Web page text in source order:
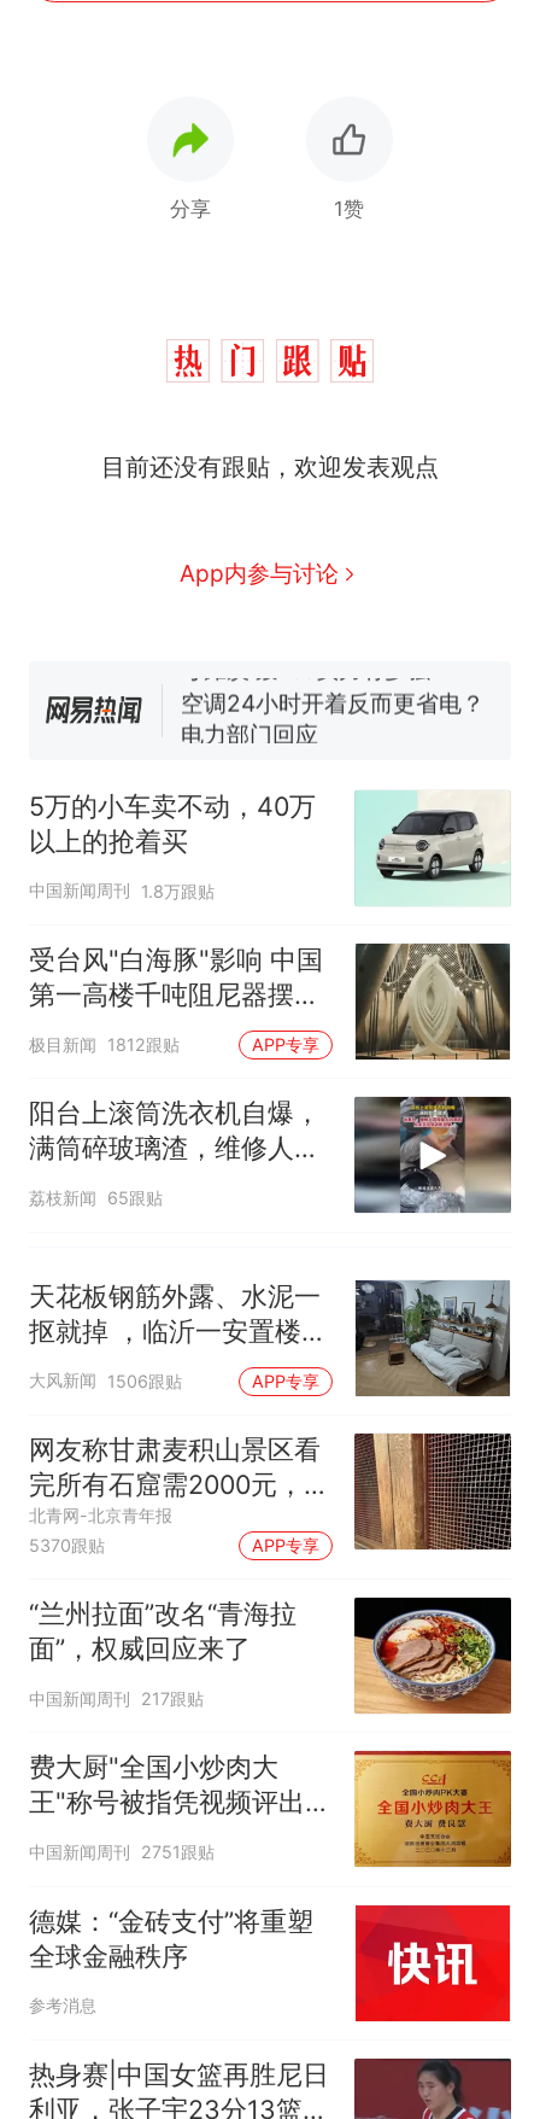
分享 1赞
目前还没有跟贴，欢迎发表观点
App内参与讨论
全部作废，公平么？
国大使骑行绕了几乎整个国境
线一圈，还曾两次到中国寻根
5万的小车卖不动，40万以上
的抢着买
空调24小时开着反而更省电？
电力部门回应
1千斤稻谷
热
十多万人报名的考试，成绩
全部作废，公平么？
5万的小车卖不动，40万
以上的抢着买
中国新闻周刊 1.8万跟贴
受台风"白海豚"影响 中国
第一高楼千吨阻尼器摆动
明显
极目新闻 1812跟贴 APP专享
阳台上滚筒洗衣机自爆，
满筒碎玻璃渣，维修人员
称是人为原因，从未见过
荔枝新闻 65跟贴
天花板钢筋外露、水泥一
抠就掉 ，临沂一安置楼交
房半年即被鉴定存安全隐
患；楼体至今未加固，仍
有居民常住
大风新闻 1506跟贴 APP专享
网友称甘肃麦积山景区看
完所有石窟需2000元，景
区：部分石窟受特别保
护，游客可按需买
北青网-北京青年报
5370跟贴
APP专享
“兰州拉面”改名“青海拉
面”，权威回应来了
中国新闻周刊 217跟贴
费大厨"全国小炒肉大
王"称号被指凭视频评出
官方回应
中国新闻周刊 2751跟贴
德媒：“金砖支付”将重塑
全球金融秩序
参考消息
热身赛|中国女篮再胜尼日
利亚，张子宇23分13篮板